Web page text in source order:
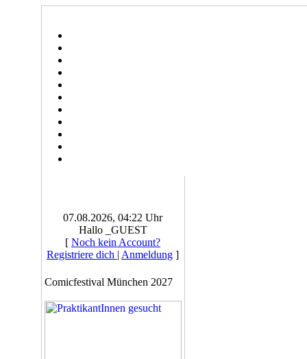
07.08.2026, 04:22 Uhr
Hallo _GUEST
[ Noch kein Account?
Registriere dich | Anmeldung ]
Comicfestival München 2027